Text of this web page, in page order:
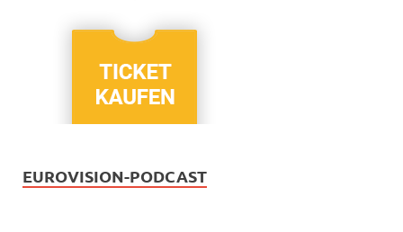
EUROVISION-PODCAST